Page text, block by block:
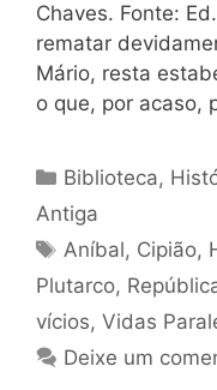
Chaves. Fonte:
rematar
Mário, resta
o que, por acaso,
Categorias
Biblioteca,
Antiga
Tags
Aníbal, Cipião,
Plutarco,
vícios, Vidas
Deixe um